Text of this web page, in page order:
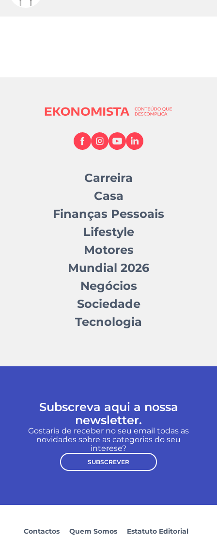
Carreira
Casa
Finanças Pessoais
Lifestyle
Motores
Mundial 2026
Negócios
Sociedade
Tecnologia
Subscreva aqui a nossa
newsletter.
Gostaria de receber no seu email todas as
novidades sobre as categorias do seu
interese?
SUBSCREVER
Contactos Quem Somos Estatuto Editorial